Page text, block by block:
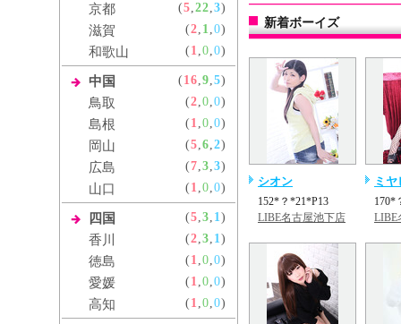
京都 (5,22,3)
滋賀 (2, 1,0)
和歌山 ( 1,0,0)
中国 ( 16,9,5)
鳥取 (2,0,0)
島根 ( 1,0,0)
岡山 (5,6,2)
広島 (7,3,3)
山口 ( 1,0,0)
四国 (5,3, 1)
香川 (2,3, 1)
徳島 ( 1,0,0)
愛媛 ( 1,0,0)
高知 ( 1,0,0)
新着ボーイズ
シオン
152*？*21*P13
LIBE名古屋池下店
ミヤ
170*
LIBE